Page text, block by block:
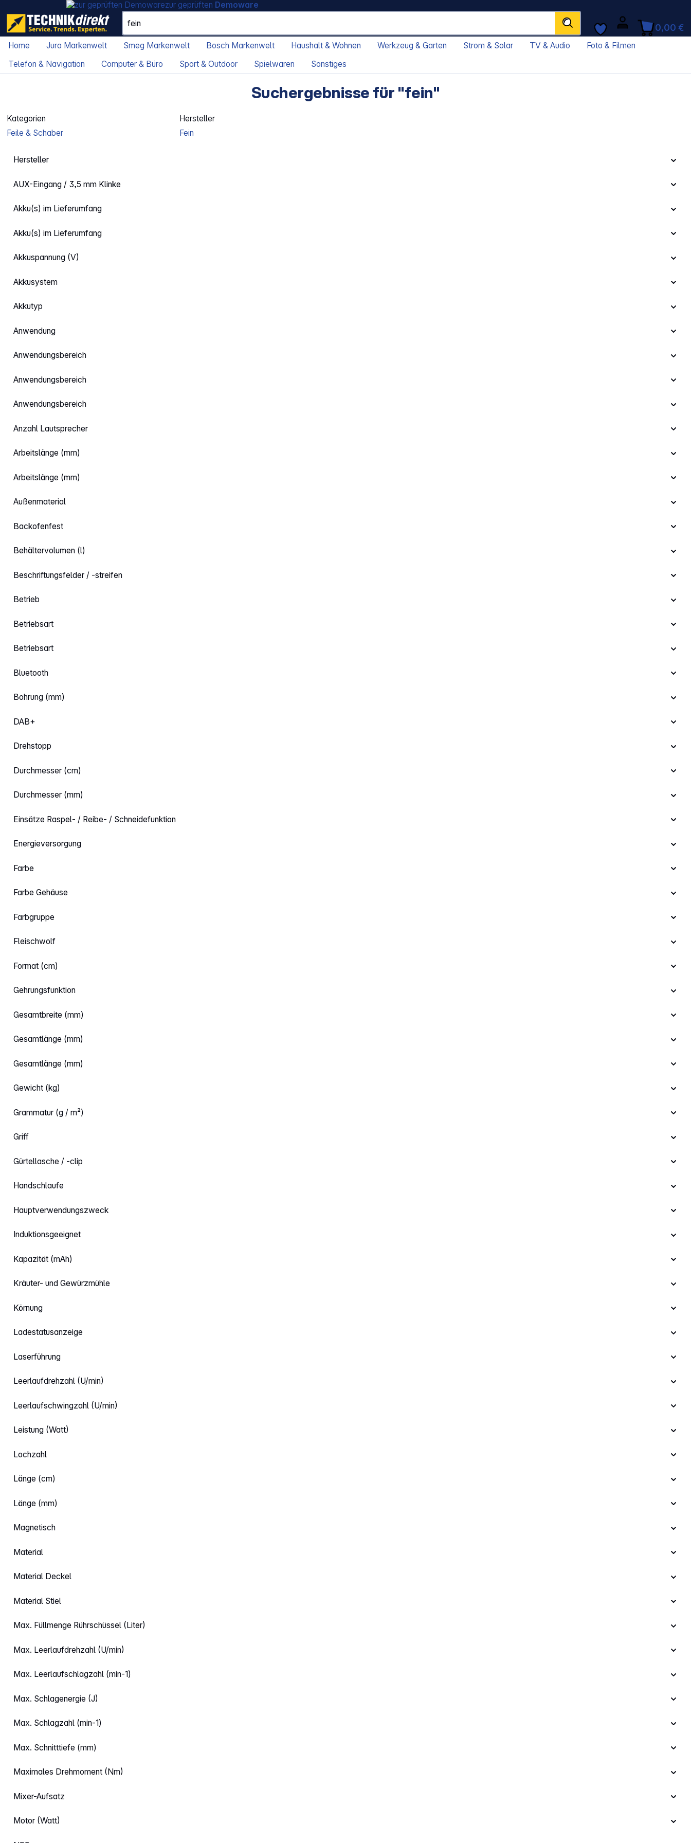
zur geprüften Demoware
0,00 €
Home Jura Markenwelt Smeg Markenwelt Bosch Markenwelt Haushalt & Wohnen Werkzeug & Garten Strom & Solar TV & Audio
Foto & Filmen
Telefon & Navigation
Computer & Büro Sport & Outdoor Spielwaren Sonstiges
Suchergebnisse für "fein"
Kategorien
Feile & Schaber
Hersteller
Fein
Hersteller
AUX-Eingang / 3,5 mm Klinke
Akku(s) im Lieferumfang
Akku(s) im Lieferumfang
Akkuspannung (V)
Akkusystem
Akkutyp
Anwendung
Anwendungsbereich
Anwendungsbereich
Anwendungsbereich
Anzahl Lautsprecher
Arbeitslänge (mm)
Arbeitslänge (mm)
Außenmaterial
Backofenfest
Behältervolumen (l)
Beschriftungsfelder / -streifen
Betrieb
Betriebsart
Betriebsart
Bluetooth
Bohrung (mm)
DAB+
Drehstopp
Durchmesser (cm)
Durchmesser (mm)
Einsätze Raspel- / Reibe- / Schneidefunktion
Energieversorgung
Farbe
Farbe Gehäuse
Farbgruppe
Fleischwolf
Format (cm)
Gehrungsfunktion
Gesamtbreite (mm)
Gesamtlänge (mm)
Gesamtlänge (mm)
Gewicht (kg)
Grammatur (g / m²)
Griff
Gürtellasche / -clip
Handschlaufe
Hauptverwendungszweck
Induktionsgeeignet
Kapazität (mAh)
Kräuter- und Gewürzmühle
Körnung
Ladestatusanzeige
Laserführung
Leerlaufdrehzahl (U/min)
Leerlaufschwingzahl (U/min)
Leistung (Watt)
Lochzahl
Länge (cm)
Länge (mm)
Magnetisch
Material
Material Deckel
Material Stiel
Max. Füllmenge Rührschüssel (Liter)
Max. Leerlaufdrehzahl (U/min)
Max. Leerlaufschlagzahl (min-1)
Max. Schlagenergie (J)
Max. Schlagzahl (min-1)
Max. Schnitttiefe (mm)
Maximales Drehmoment (Nm)
Mixer-Aufsatz
Motor (Watt)